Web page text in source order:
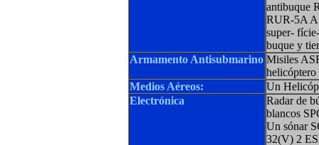
antibuque
RUR-5A
super-
buque y
Armamento Antisubmarino Misiles
helicóptero
Medios Aéreos:
Un
Electrónica
Radar de
blancos
Un sónar
32(V) 2